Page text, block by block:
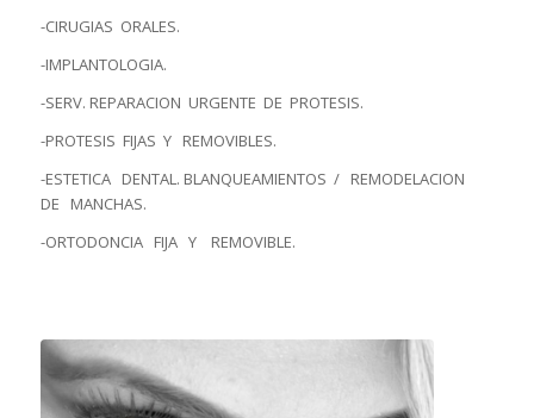
-CIRUGIAS ORALES.
-IMPLANTOLOGIA.
-SERV. REPARACION URGENTE DE PROTESIS.
-PROTESIS FIJAS Y REMOVIBLES.
-ESTETICA DENTAL. BLANQUEAMIENTOS / REMODELACION
DE MANCHAS.
-ORTODONCIA FIJA Y REMOVIBLE.